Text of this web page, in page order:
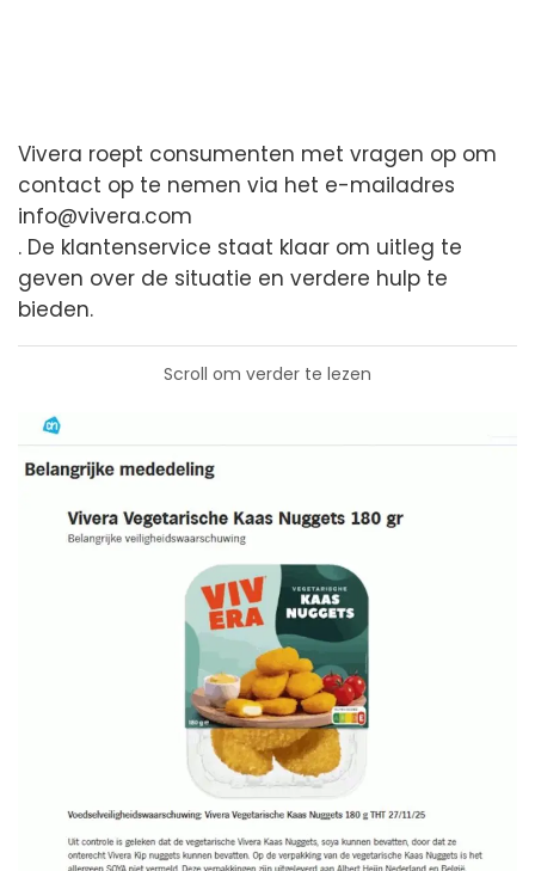
Vivera roept consumenten met vragen op om
contact op te nemen via het e-mailadres
info@vivera.com
. De klantenservice staat klaar om uitleg te
geven over de situatie en verdere hulp te
bieden.
Scroll om verder te lezen